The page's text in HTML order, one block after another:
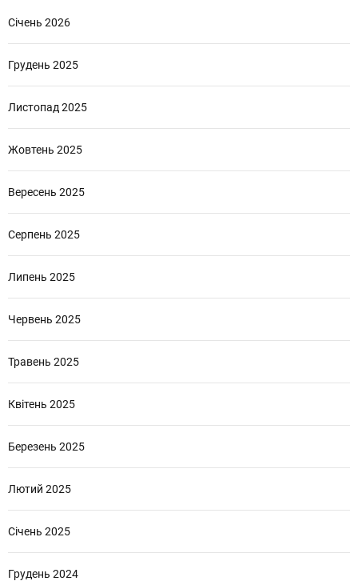
Січень 2026
Грудень 2025
Листопад 2025
Жовтень 2025
Вересень 2025
Серпень 2025
Липень 2025
Червень 2025
Травень 2025
Квітень 2025
Березень 2025
Лютий 2025
Січень 2025
Грудень 2024